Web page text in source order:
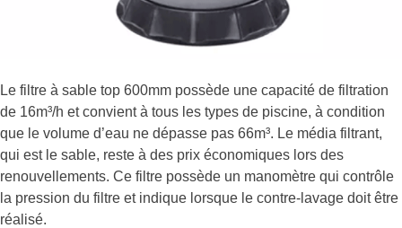
Le filtre à sable top 600mm possède une capacité de filtration
de 16m³/h et convient à tous les types de piscine, à condition
que le volume d’eau ne dépasse pas 66m³. Le média filtrant,
qui est le sable, reste à des prix économiques lors des
renouvellements. Ce filtre possède un manomètre qui contrôle
la pression du filtre et indique lorsque le contre-lavage doit être
réalisé.